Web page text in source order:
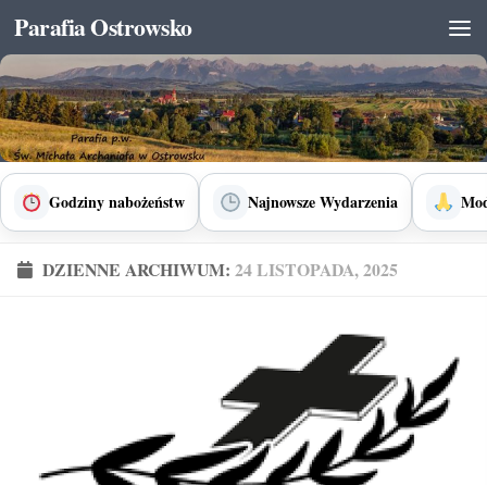
Skip to content
Parafia Ostrowsko
Godziny nabożeństw Najnowsze Wydarzenia
DZIENNE ARCHIWUM: 24 LISTOPADA, 2025